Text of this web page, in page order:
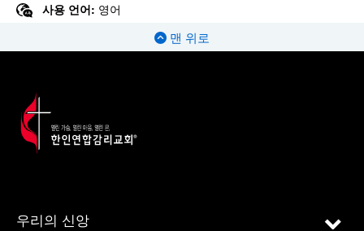
사용 언어: 영어
맨 위로
우리의 신앙